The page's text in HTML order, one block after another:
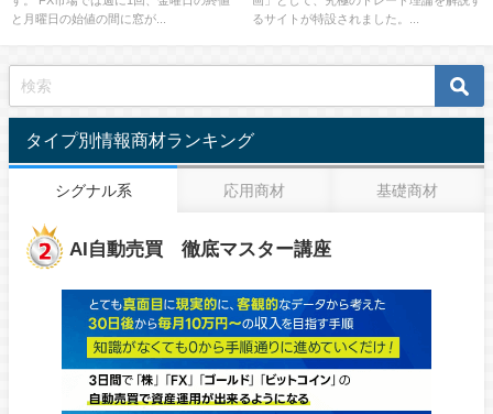
と月曜日の始値の間に窓が...
るサイトが特設されました。...
タイプ別情報商材ランキング
シグナル系 応用商材 基礎商材
AI自動売買 徹底マスター講座